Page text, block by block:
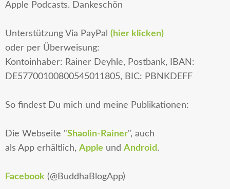
Apple Podcasts. Dankeschön
Unterstützung Via PayPal (hier klicken)
oder per Überweisung:
Kontoinhaber: Rainer Deyhle, Postbank, IBAN:
DE57700100800545011805, BIC: PBNKDEFF
So findest Du mich und meine Publikationen:
Die Webseite "Shaolin-Rainer", auch
als App erhältlich, Apple und Android.
Facebook (@BuddhaBlogApp)